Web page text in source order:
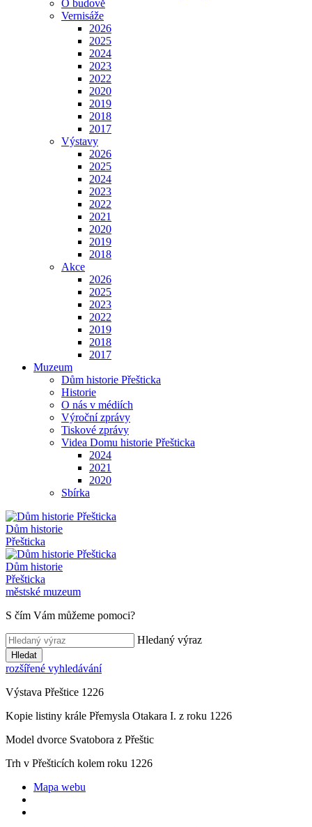
O budově
Vernisáže
2026
2025
2024
2023
2022
2020
2019
2018
2017
Výstavy
2026
2025
2024
2023
2022
2021
2020
2019
2018
Akce
2026
2025
2023
2022
2019
2018
2017
Muzeum
Dům historie Přešticka
Historie
O nás v médiích
Výroční zprávy
Tiskové zprávy
Videa Domu historie Přešticka
2024
2021
2020
Sbírka
Dům historie
Přešticka
Dům historie
Přešticka
městské muzeum
S čím Vám můžeme pomoci?
Hledaný výraz
Hledat
rozšířené vyhledávání
Výstava Přeštice 1226
Kopie listiny krále Přemysla Otakara I. z roku 1226
Model dvorce Svatobora z Přeštic
Trh v Přešticích kolem roku 1226
Mapa webu